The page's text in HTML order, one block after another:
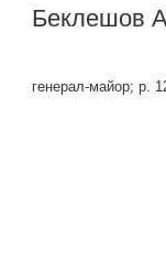
Беклешов
генерал-майор; р.